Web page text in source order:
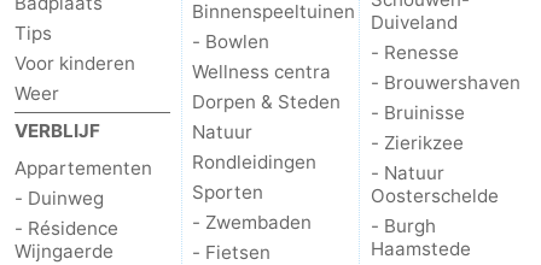
Tips
Voor kinderen
Weer
VERBLIJF
Appartementen
- Duinweg
- Résidence
Wijngaerde
Binnenspeeltuinen
- Bowlen
Wellness centra
Dorpen & Steden
Natuur
Rondleidingen
Sporten
- Zwembaden
- Fietsen
Duiveland
- Renesse
- Brouwershaven
- Bruinisse
- Zierikzee
- Natuur
Oosterschelde
- Burgh
Haamstede